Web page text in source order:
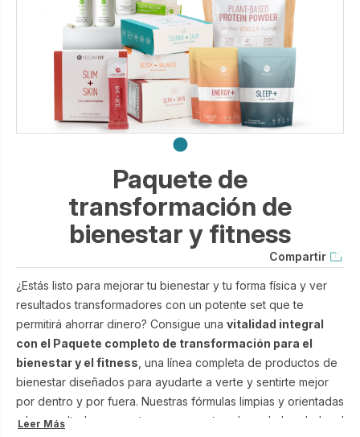
Paquete de
transformación de
bienestar y fitness
Compartir
¿Estás listo para mejorar tu bienestar y tu forma física y ver
resultados transformadores con un potente set que te
permitirá ahorrar dinero? Consigue una vitalidad integral
con el Paquete completo de transformación para el
bienestar y el fitness , una línea completa de productos de
bienestar diseñados para ayudarte a verte y sentirte mejor
por dentro y por fuera. Nuestras fórmulas limpias y orientadas
a los resultados se centran en aspectos clave de la salud y el
Leer Más